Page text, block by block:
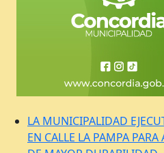
LA MUNICIPALIDAD
EN CALLE LA PAMPA